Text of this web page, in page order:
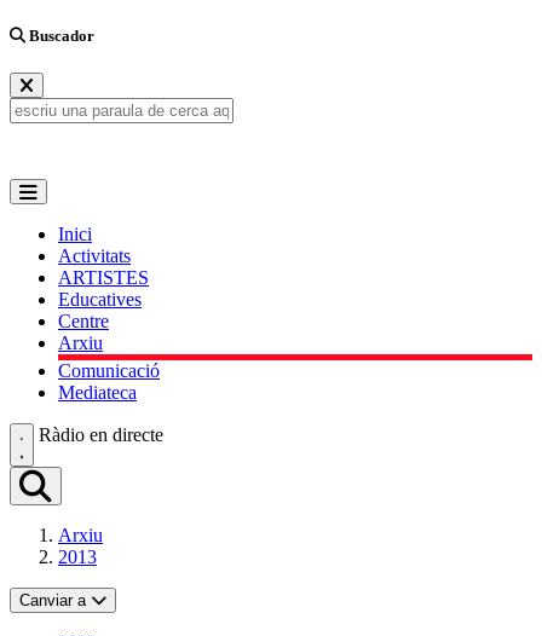
Buscador
Inici
Activitats
ARTISTES
Educatives
Centre
Arxiu
Comunicació
Mediateca
Ràdio en directe
Arxiu
2013
Canviar a